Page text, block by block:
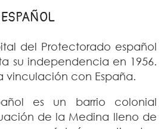
del Protectorado español
su independencia en 1956.
vinculación con España.
es un barrio colonial
de la Medina lleno de